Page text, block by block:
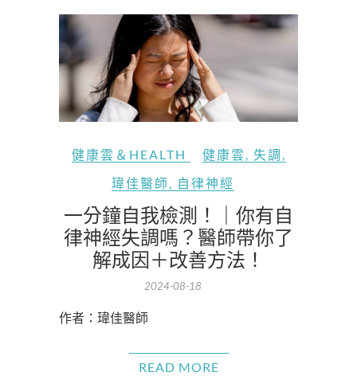
健康雲＆HEALTH 健康雲, 失調 ,
瑋佳醫師, 自律神經
一分鐘自我檢測！｜你有自
律神經失調嗎？醫師帶你了
解成因＋改善方法！
2024-08-18
作者：瑋佳醫師
READ MORE